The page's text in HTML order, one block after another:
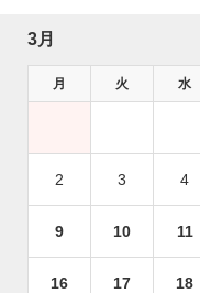
3月
月 火 水
2 3 4
9 10 11
16 17 18